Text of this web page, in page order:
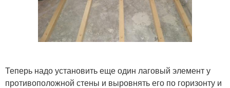
Теперь надо установить еще один лаговый элемент у
противоположной стены и выровнять его по горизонту и